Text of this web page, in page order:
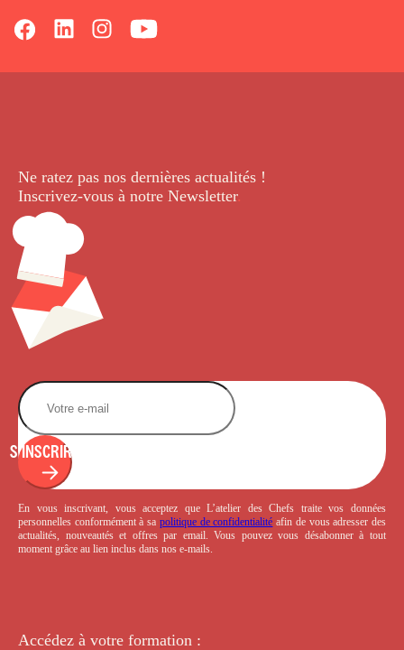
Ne ratez pas nos dernières actualités !
Inscrivez-vous à notre Newsletter.
S'INSCRIRE
En vous inscrivant, vous acceptez que L’atelier des Chefs traite vos données
personnelles conformément à sa politique de confidentialité afin de vous adresser des
actualités, nouveautés et offres par email. Vous pouvez vous désabonner à tout
moment grâce au lien inclus dans nos e-mails.
Accédez à votre formation :